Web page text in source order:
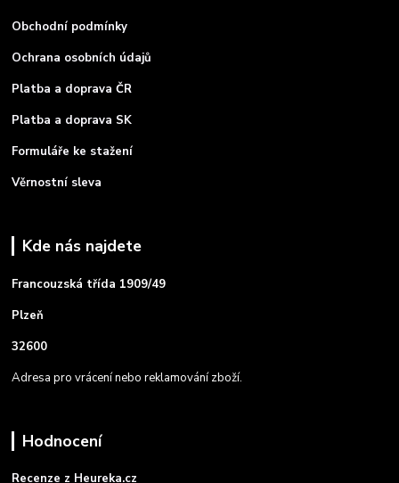
Obchodní podmínky
Ochrana osobních údajů
Platba a doprava ČR
Platba a doprava SK
Formuláře ke stažení
Věrnostní sleva
Kde nás najdete
Francouzská třída 1909/49
Plzeň
32600
Adresa pro vrácení nebo reklamování zboží.
Hodnocení
Recenze z Heureka.cz